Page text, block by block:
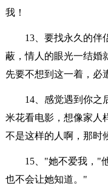
我！
13、要找永久的伴
蔽，情人的眼光一结婚
先要不想到这一着，必
14、感觉遇到你之
米花看电影，想像家人
不是这样的人啊，那时
15、"她不爱我，"
也不会让她知道。"